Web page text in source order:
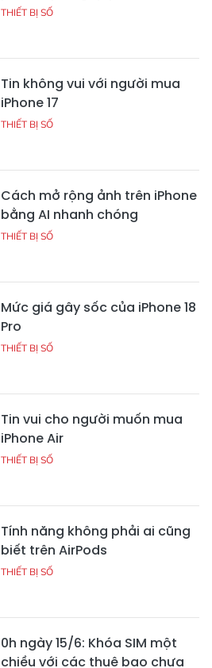
THIẾT BỊ SỐ
Tin không vui với người mua
iPhone 17
THIẾT BỊ SỐ
Cách mở rộng ảnh trên iPhone
bằng AI nhanh chóng
THIẾT BỊ SỐ
Mức giá gây sốc của iPhone 18
Pro
THIẾT BỊ SỐ
Tin vui cho người muốn mua
iPhone Air
THIẾT BỊ SỐ
Tính năng không phải ai cũng
biết trên AirPods
THIẾT BỊ SỐ
0h ngày 15/6: Khóa SIM một
chiều với các thuê bao chưa